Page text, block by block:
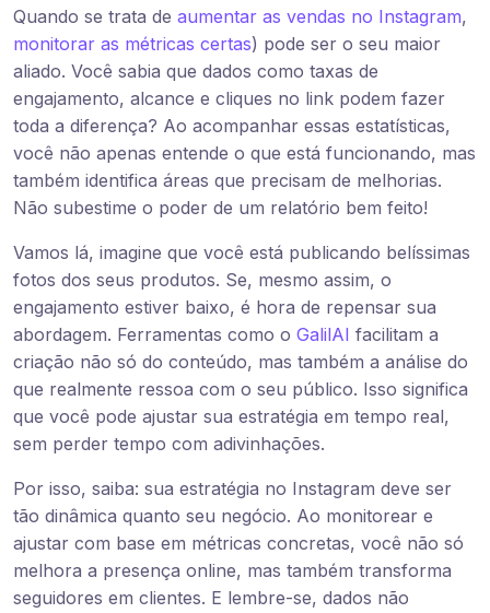
Quando se trata de aumentar as vendas no Instagram,
monitorar as métricas certas) pode ser o seu maior
aliado. Você sabia que dados como taxas de
engajamento, alcance e cliques no link podem fazer
toda a diferença? Ao acompanhar essas estatísticas,
você não apenas entende o que está funcionando, mas
também identifica áreas que precisam de melhorias.
Não subestime o poder de um relatório bem feito!
Vamos lá, imagine que você está publicando belíssimas
fotos dos seus produtos. Se, mesmo assim, o
engajamento estiver baixo, é hora de repensar sua
abordagem. Ferramentas como o GalilAI facilitam a
criação não só do conteúdo, mas também a análise do
que realmente ressoa com o seu público. Isso significa
que você pode ajustar sua estratégia em tempo real,
sem perder tempo com adivinhações.
Por isso, saiba: sua estratégia no Instagram deve ser
tão dinâmica quanto seu negócio. Ao monitorear e
ajustar com base em métricas concretas, você não só
melhora a presença online, mas também transforma
seguidores em clientes. E lembre-se, dados não